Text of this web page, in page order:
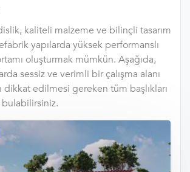
kaliteli malzeme ve bilinçli tasarım
yapılarda yüksek performanslı
oluşturmak mümkün. Aşağıda,
sessiz ve verimli bir çalışma alanı
edilmesi gereken tüm başlıkları